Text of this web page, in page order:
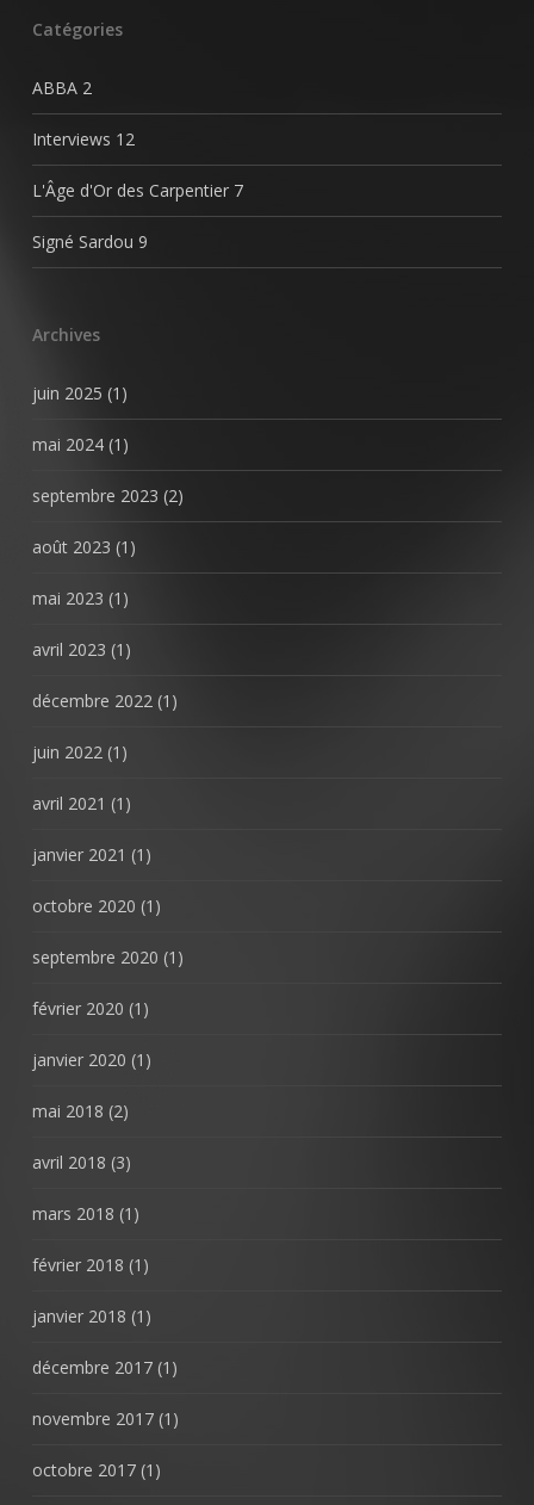
Catégories
ABBA 2
Interviews 12
L'Âge d'Or des Carpentier 7
Signé Sardou 9
Archives
juin 2025 (1)
mai 2024(1)
septembre 2023 (2)
août 2023 (1)
mai 2023 (1)
avril 2023 (1)
décembre 2022(1)
juin 2022(1)
avril 2021 (1)
janvier 2021 (1)
octobre 2020 (1)
septembre 2020 (1)
février 2020 (1)
janvier 2020 (1)
mai 2018 (2)
avril 2018 (3)
mars 2018 (1)
février 2018 (1)
janvier 2018 (1)
décembre 2017(1)
novembre 2017(1)
octobre 2017(1)